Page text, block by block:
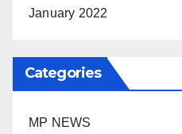
January 2022
Categories
MP NEWS